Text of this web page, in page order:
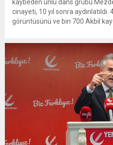
kaybeden ünlü dans grubu
cinayeti, 10 yıl sonra
görüntüsünü ve bin 700 Akbil